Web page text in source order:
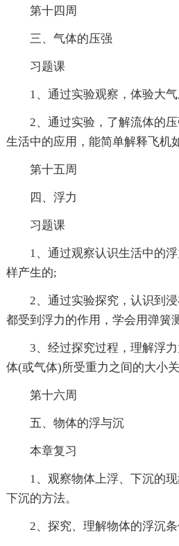
第十四周
三、气体的压强
习题课
1、通过实验观察，体验大
2、通过实验，了解流体的
生活中的应用，能简单解释飞机
第十五周
四、浮力
习题课
1、通过观察认识生活中的
样产生的;
2、通过实验探究，认识到
都受到浮力的作用，学会用弹簧
3、经过探究过程，理解浮
体(或气体)所受重力之间的大小
第十六周
五、物体的浮与沉
本章复习
1、观察物体上浮、下沉的
下沉的方法。
2、探究、理解物体的浮沉条